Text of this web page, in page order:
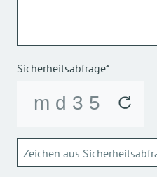
Sicherheitsabfrage*